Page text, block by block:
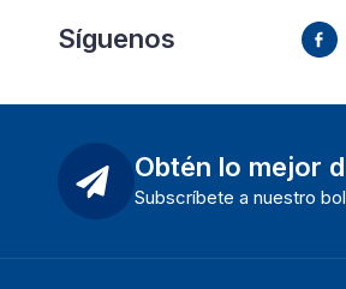
Síguenos
Obtén lo mejor
Subscríbete a nuestro